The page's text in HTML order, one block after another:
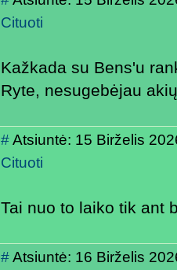
Cituoti
Kažkada su Bens'u
Ryte, nesugebėjau
#Atsiuntė: 15 Birželis
Cituoti
Tai nuo to laiko tik ant
#Atsiuntė: 16 Birželis